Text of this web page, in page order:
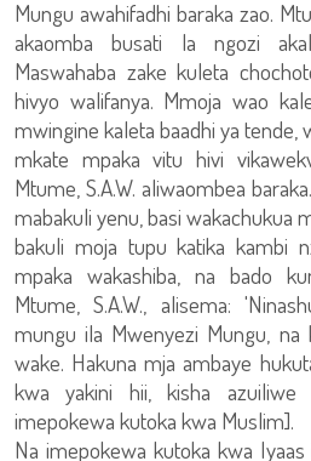
Mungu awahifadhi baraka zao.
akaomba busati la ngozi
Maswahaba zake kuleta
hivyo walifanya. Mmoja wao
mwingine kaleta baadhi ya tende,
mkate mpaka vitu hivi
Mtume, S.A.W. aliwaombea
mabakuli yenu, basi wakachukua
bakuli moja tupu katika kambi
mpaka wakashiba, na bado
Mtume, S.A.W., alisema:
mungu ila Mwenyezi Mungu,
wake. Hakuna mja ambaye
kwa yakini hii, kisha
imepokewa kutoka kwa Muslim].
Na imepokewa kutoka kwa